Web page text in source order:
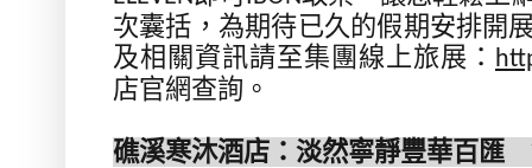
次囊括，為期待已久的假期安排開
及相關資訊請至集團線上旅展：
店官網查詢。
礁溪寒沐酒店：淡然寧靜豐華百匯